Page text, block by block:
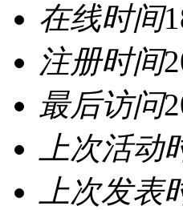
在线时间
注册时间
最后访问
上次活动
上次发表